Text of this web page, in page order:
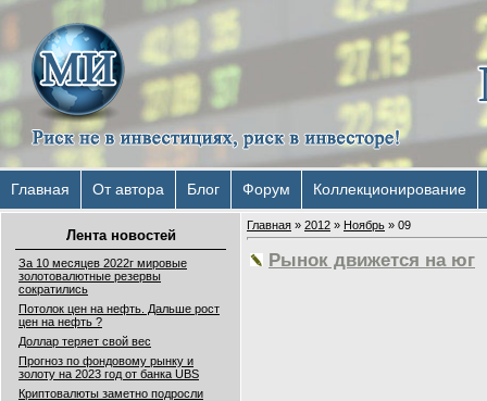
Главная От автора Блог Форум Коллекционирование
Лента новостей
За 10 месяцев 2022г мировые
золотовалютные резервы
сократились
Потолок цен на нефть. Дальше рост
цен на нефть ?
Доллар теряет свой вес
Прогноз по фондовому рынку и
золоту на 2023 год от банка UBS
Криптовалюты заметно подросли
Главная » 2012 » Ноябрь » 09
Рынок движется на юг